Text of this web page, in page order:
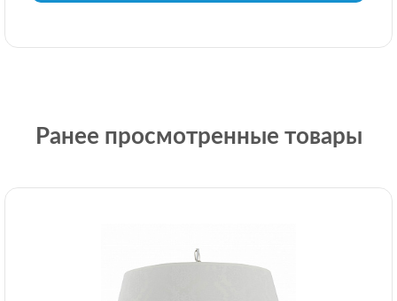
Ранее просмотренные товары